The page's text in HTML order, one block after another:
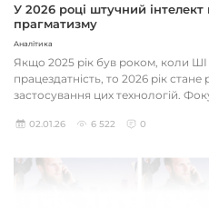
У 2026 році штучний
прагматизму
Аналітика
Якщо 2025 рік був роком, коли
працездатність, то 2026 рік
застосування цих технологій.
02.01.26 6 522 0